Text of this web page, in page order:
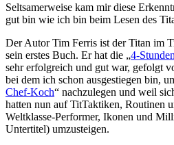
Seltsamerweise kam mir diese
gut bin wie ich bin beim Lesen des
Der Autor Tim Ferris ist der Titan im
sein erstes Buch. Er hat die „4-
sehr erfolgreich und gut war, gefolgt
bei dem ich schon ausgestiegen bin,
Chef-Koch“ nachzulegen und weil
hatten nun auf TitTaktiken, Routinen
Weltklasse-Performer, Ikonen und
Untertitel) umzusteigen.